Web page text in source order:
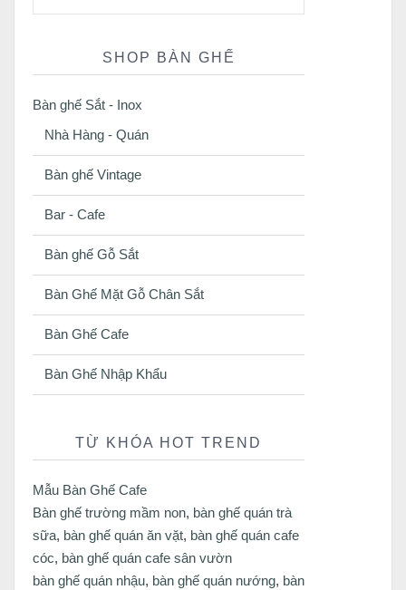
SHOP BÀN GHẾ
Bàn ghế Sắt - Inox
Nhà Hàng - Quán
Bàn ghế Vintage
Bar - Cafe
Bàn ghế Gỗ Sắt
Bàn Ghế Mặt Gỗ Chân Sắt
Bàn Ghế Cafe
Bàn Ghế Nhập Khẩu
TỪ KHÓA HOT TREND
Mẫu Bàn Ghế Cafe
Bàn ghế trường mầm non, bàn ghế quán trà
sữa, bàn ghế quán ăn vặt, bàn ghế quán cafe
cóc, bàn ghế quán cafe sân vườn
bàn ghế quán nhậu, bàn ghế quán nướng, bàn